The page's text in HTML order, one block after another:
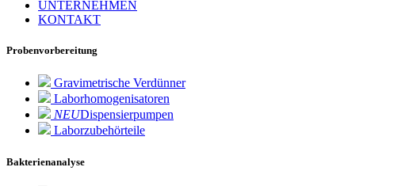
UNTERNEHMEN
KONTAKT
Probenvorbereitung
Gravimetrische Verdünner
Laborhomogenisatoren
NEUDispensierpumpen
Laborzubehörteile
Bakterienanalyse